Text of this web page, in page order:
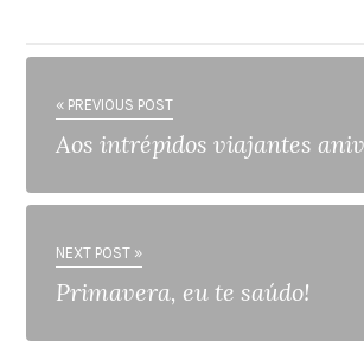
« PREVIOUS POST
Aos intrépidos viajantes
NEXT POST »
Primavera, eu te saúdo!